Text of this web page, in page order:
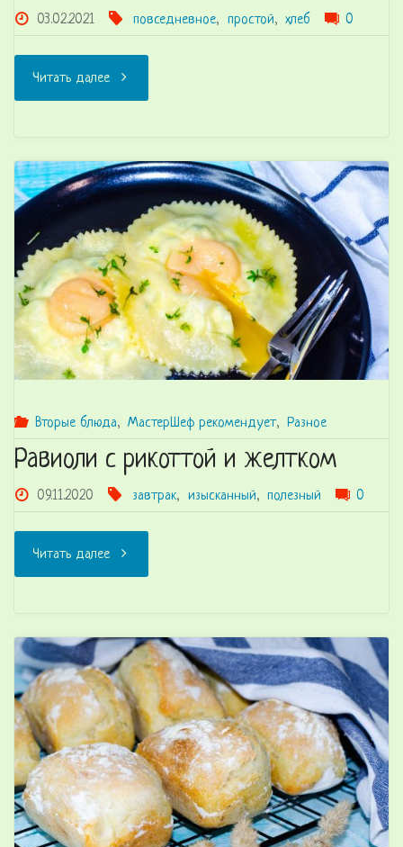
03.02.2021 повседневное, простой, хлеб 0
Читать далее"Индийские
Наан"
Вторые блюда, МастерШеф рекомендует, Разное
Равиоли с рикоттой и желтком
09.11.2020 завтрак, изысканный, полезный 0
Читать далее"Равиоли
рикоттой
и
желтком"